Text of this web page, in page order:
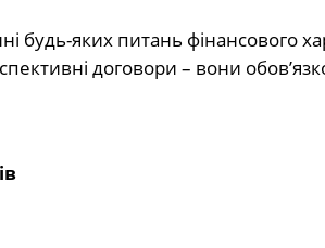
будь-яких питань фінансового
договори – вони